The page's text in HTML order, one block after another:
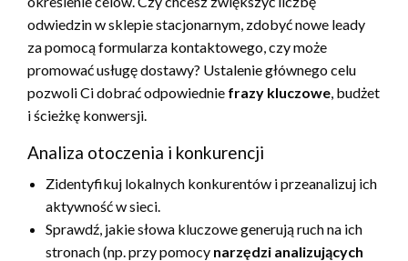
odwiedzin w sklepie stacjonarnym, zdobyć nowe leady
za pomocą formularza kontaktowego, czy może
promować usługę dostawy? Ustalenie głównego celu
pozwoli Ci dobrać odpowiednie frazy kluczowe, budżet
i ścieżkę konwersji.
Analiza otoczenia i konkurencji
Zidentyfikuj lokalnych konkurentów i przeanalizuj ich
aktywność w sieci.
Sprawdź, jakie słowa kluczowe generują ruch na ich
stronach (np. przy pomocy narzędzi analizujących